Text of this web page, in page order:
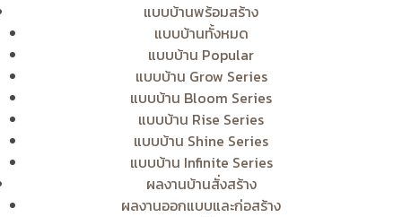
แบบบ้านพร้อมสร้าง
แบบบ้านทั้งหมด
แบบบ้าน Popular
แบบบ้าน Grow Series
แบบบ้าน Bloom Series
แบบบ้าน Rise Series
แบบบ้าน Shine Series
แบบบ้าน Infinite Series
ผลงานบ้านสั่งสร้าง
ผลงานออกแบบและก่อสร้าง